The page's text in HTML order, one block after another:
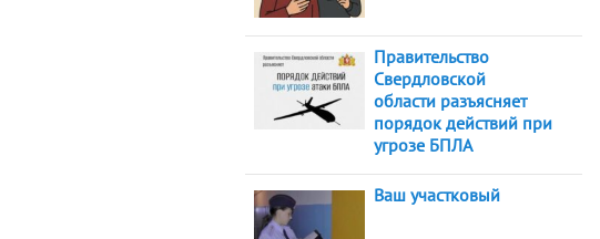
Правительство
Свердловской
области разъясняет
порядок действий при
угрозе БПЛА
Ваш участковый